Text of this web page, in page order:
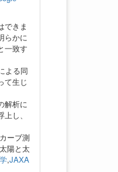
できま
らかに
一致す
よる同
て生じ
解析に
し、
ーブ測
陽と太
,JAXA